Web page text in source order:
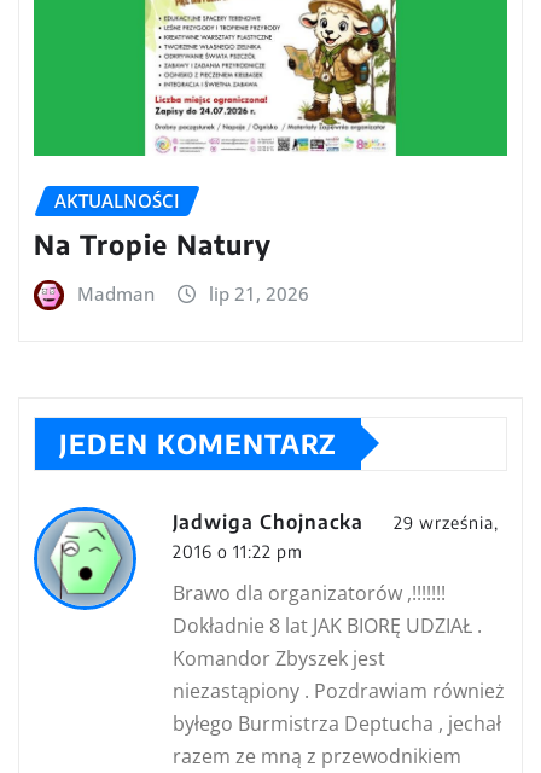
AKTUALNOŚCI
Na Tropie Natury
Madman lip 21, 2026
JEDEN KOMENTARZ
Jadwiga Chojnacka
29 września,
2016 o 11:22 pm
Brawo dla organizatorów ,!!!!!!!
Dokładnie 8 lat JAK BIORĘ UDZIAŁ .
Komandor Zbyszek jest
niezastąpiony . Pozdrawiam również
byłego Burmistrza Deptucha , jechał
razem ze mną z przewodnikiem